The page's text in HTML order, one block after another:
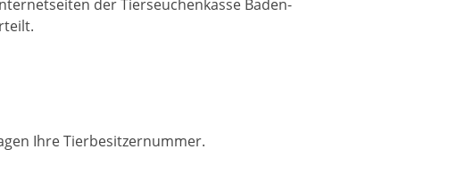
der Tierseuchenkasse Baden-
Ihre Tierbesitzernummer.